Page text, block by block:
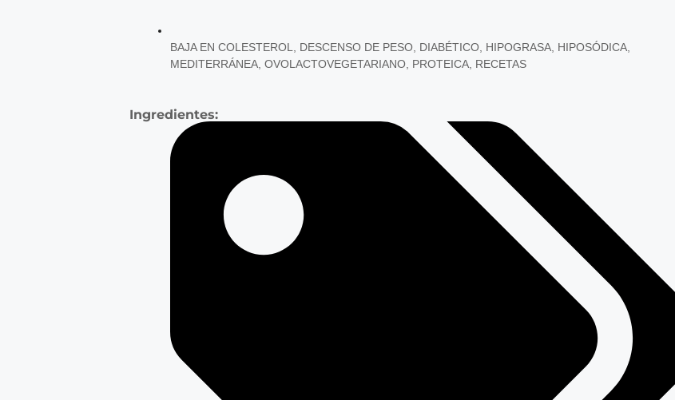
BAJA EN COLESTEROL DESCENSO DE PESO DIABÉTICO HIPOGRASA HIPOSÓDICA
MEDITERRÁNEA OVOLACTOVEGETARIANO PROTEICA RECETAS
Ingredientes: